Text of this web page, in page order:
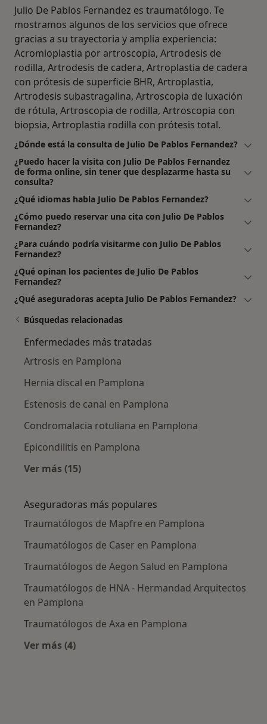
Julio De Pablos Fernandez es traumatólogo. Te
mostramos algunos de los servicios que ofrece
gracias a su trayectoria y amplia experiencia:
Acromioplastia por artroscopia, Artrodesis de
rodilla, Artrodesis de cadera, Artroplastia de cadera
con prótesis de superficie BHR, Artroplastia,
Artrodesis subastragalina, Artroscopia de luxación
de rótula, Artroscopia de rodilla, Artroscopia con
biopsia, Artroplastia rodilla con prótesis total.
¿Dónde está la consulta de Julio De Pablos Fernandez?
¿Puedo hacer la visita con Julio De Pablos Fernandez
de forma online, sin tener que desplazarme hasta su
consulta?
¿Qué idiomas habla Julio De Pablos Fernandez?
¿Cómo puedo reservar una cita con Julio De Pablos
Fernandez?
¿Para cuándo podría visitarme con Julio De Pablos
Fernandez?
¿Qué opinan los pacientes de Julio De Pablos
Fernandez?
¿Qué aseguradoras acepta Julio De Pablos Fernandez?
Búsquedas relacionadas
Enfermedades más tratadas
Artrosis en Pamplona
Hernia discal en Pamplona
Estenosis de canal en Pamplona
Condromalacia rotuliana en Pamplona
Epicondilitis en Pamplona
Ver más (15)
Aseguradoras más populares
Traumatólogos de Mapfre en Pamplona
Traumatólogos de Caser en Pamplona
Traumatólogos de Aegon Salud en Pamplona
Traumatólogos de HNA - Hermandad Arquitectos
en Pamplona
Traumatólogos de Axa en Pamplona
Ver más (4)